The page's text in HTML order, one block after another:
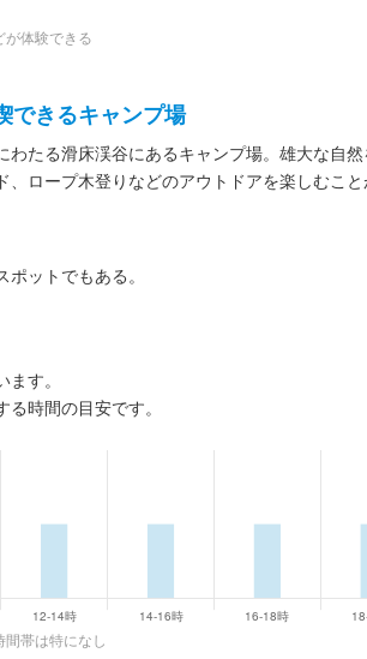
が体験できる
できるキャンプ場
わたる滑床渓谷にあるキャンプ場。雄大な自
ロープ木登りなどのアウトドアを楽しむこと
ットでもある。
す。
時間の目安です。
帯は特になし